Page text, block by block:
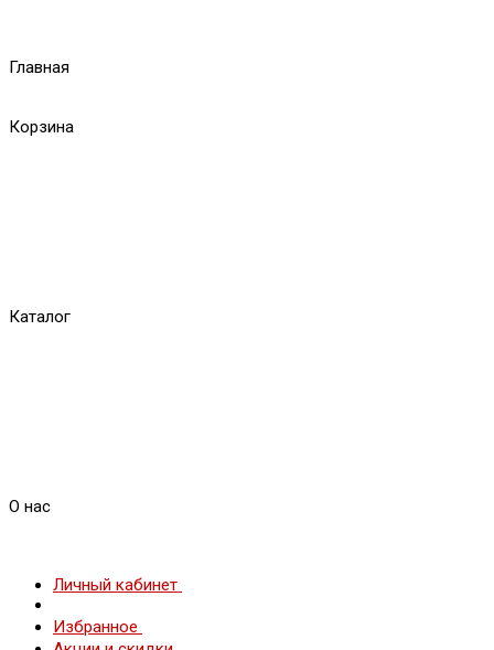
Главная
Корзина
Каталог
О нас
Личный кабинет
Избранное